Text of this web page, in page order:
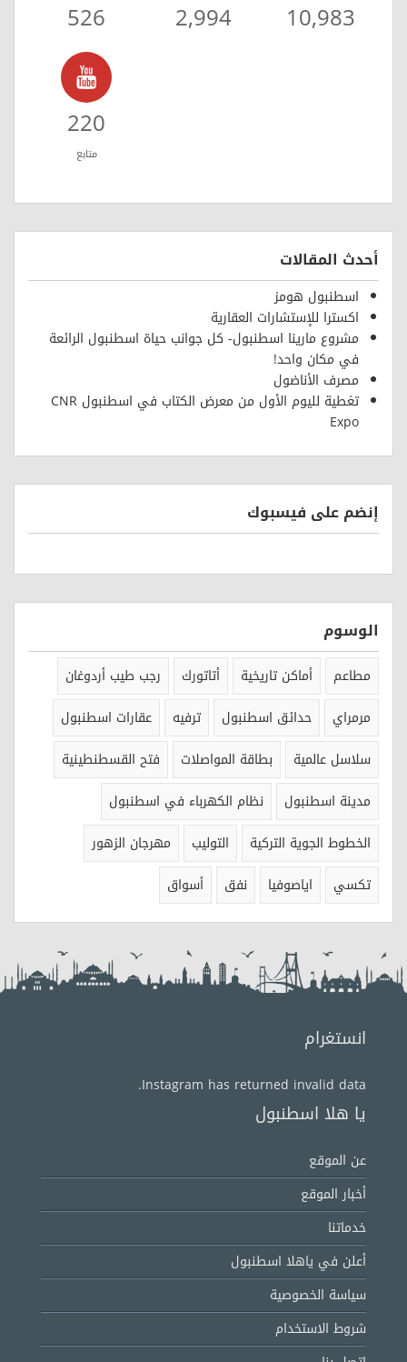
10,983
2,994
526
220
متابع
أحدث المقالات
اسطنبول هومز
اكسترا للإستشارات العقارية
مشروع مارينا اسطنبول- كل جوانب حياة اسطنبول الرائعة
في مكان واحد!
مصرف الأناضول
تغطية لليوم الأول من معرض الكتاب في اسطنبول CNR
Expo
إنضم على فيسبوك
الوسوم
مطاعم أماكن تاريخية أتاتورك
رجب طيب أردوغان
مرمراي
حدائق اسطنبول ترفيه
عقارات اسطنبول
سلاسل عالمية
بطاقة المواصلات
فتح القسطنطينية
مدينة اسطنبول
نظام الكهرباء في اسطنبول
الخطوط الجوية التركية
التوليب
مهرجان الزهور
تكسي
اياصوفيا نفق أسواق
انستغرام
Instagram has returned invalid data.
يا هلا اسطنبول
عن الموقع
أخبار الموقع
خدماتنا
أعلن في ياهلا اسطنبول
سياسة الخصوصية
شروط الاستخدام